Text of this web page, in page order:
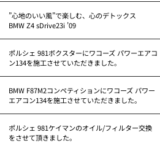
”心地のいい風”で楽しむ、心のデトックス
BMW Z4 sDrive23i ’09
ポルシェ 981ボクスターにワコーズ パワーエアコ
ン134を施工させていただきました。
BMW F87M2コンペティションにワコーズ パワー
エアコン134を施工させていただきました。
ポルシェ 981ケイマンのオイル/フィルター交換
をさせて頂きました。